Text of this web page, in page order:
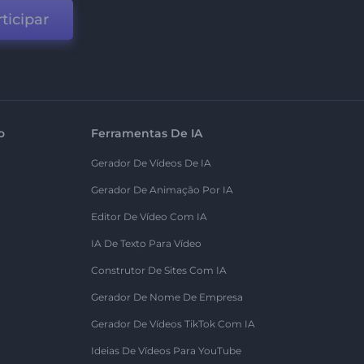
Ferramentas De IA
Gerador De Vídeos De IA
Gerador De Animação Por IA
Editor De Vídeo Com IA
IA De Texto Para Vídeo
Construtor De Sites Com IA
Gerador De Nome De Empresa
Gerador De Vídeos TikTok Com IA
Ideias De Vídeos Para YouTube